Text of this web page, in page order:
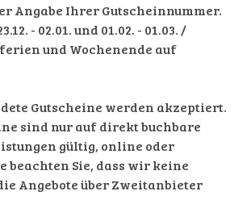
Angabe Ihrer Gutscheinnummer.
- 02.01. und 01.02. - 01.03. /
und Wochenende auf
Gutscheine werden akzeptiert.
sind nur auf direkt buchbare
gültig, online oder
beachten Sie, dass wir keine
Angebote über Zweitanbieter